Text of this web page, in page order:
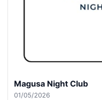
Magusa Night Club
01/05/2026